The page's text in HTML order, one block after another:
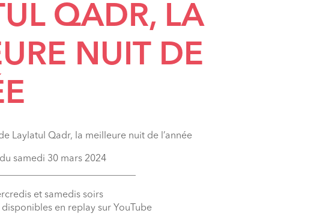
QADR, LA
NUIT DE
Laylatul Qadr, la meilleure nuit de l’année
samedi 30 mars 2024
et samedis soirs
disponibles en replay sur YouTube